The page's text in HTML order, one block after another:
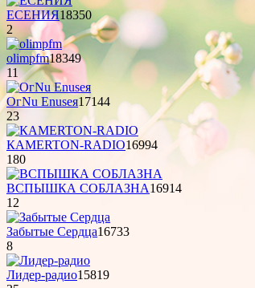
ЕСЕНИЯ18350
2
olimpfm18349
11
OгNu Enuseя17144
23
КAMERTON-RADIO16994
180
ВСПЫШКА СОБЛАЗНА16914
12
Забытые Сердца16733
8
Лидер-радио15819